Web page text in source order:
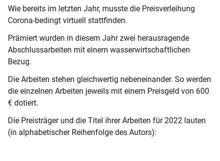
Wie bereits im letzten Jahr, musste die Preisverleihung
Corona-bedingt virtuell stattfinden.
Prämiert wurden in diesem Jahr zwei herausragende
Abschlussarbeiten mit einem wasserwirtschaftlichen
Bezug.
Die Arbeiten stehen gleichwertig nebeneinander. So werden
die einzelnen Arbeiten jeweils mit einem Preisgeld von 600
€ dotiert.
Die Preisträger und die Titel ihrer Arbeiten für 2022 lauten
(in alphabetischer Reihenfolge des Autors):